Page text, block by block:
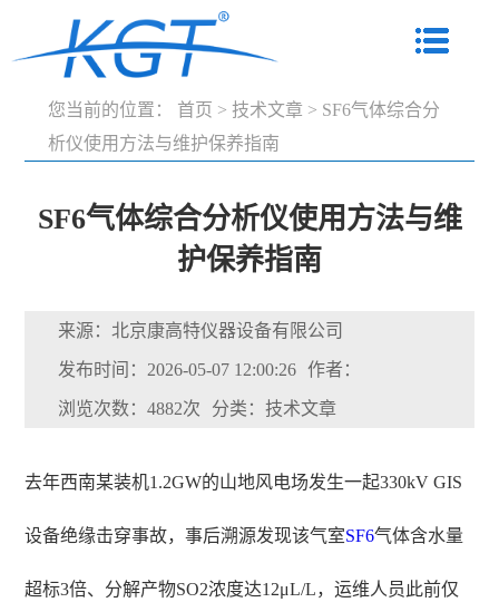
您当前的位置： 首页 > 技术文章 > SF6气体综合分
析仪使用方法与维护保养指南
SF6气体综合分析仪使用方法与维
护保养指南
来源：北京康高特仪器设备有限公司
发布时间：2026-05-07 12:00:26 作者：
浏览次数：4882次 分类：技术文章
去年西南某装机1.2GW的山地风电场发生一起330kV GIS
设备绝缘击穿事故，事后溯源发现该气室SF6气体含水量
超标3倍、分解产物SO2浓度达12μL/L，运维人员此前仅